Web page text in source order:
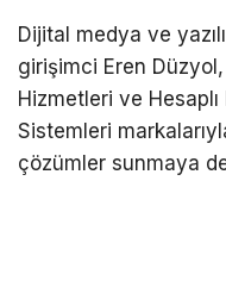
Dijital medya ve
girişimci Eren
Hizmetleri ve Hesaplı
Sistemleri
çözümler sunmaya